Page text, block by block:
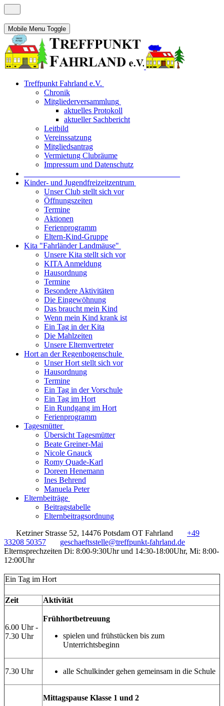
Mobile Menu Toggle
Treffpunkt Fahrland e.V.
Chronik
Mitgliederversammlung
aktuelles Protokoll
aktueller Sachbericht
Leitbild
Vereinssatzung
Mitgliedsantrag
Vermietung Clubräume
Impressum und Datenschutz
Kinder- und Jugendfreizeitzentrum
Unser Club stellt sich vor
Öffnungszeiten
Termine
Aktionen
Ferienprogramm
Eltern-Kind-Gruppe
Kita "Fahrländer Landmäuse"
Unsere Kita stellt sich vor
KITA Anmeldung
Hausordnung
Termine
Besondere Aktivitäten
Die Eingewöhnung
Das braucht mein Kind
Wenn mein Kind krank ist
Ein Tag in der Kita
Die Mahlzeiten
Unsere Elternvertreter
Hort an der Regenbogenschule
Unser Hort stellt sich vor
Hausordnung
Termine
Ein Tag in der Vorschule
Ein Tag im Hort
Ein Rundgang im Hort
Ferienprogramm
Tagesmütter
Übersicht Tagesmütter
Beate Greiner-Mai
Nicole Gnauck
Romy Quade-Karl
Doreen Henemann
Ines Behrend
Manuela Peter
Elternbeiträge
Beitragstabelle
Elternbeitragsordnung
Ketziner Strasse 52, 14476 Potsdam OT Fahrland
+49
33208 50357
geschaeftsstelle@treffpunkt-fahrland.de
Elternsprechzeiten Di: 8:00-9:30Uhr und 14:30-18:00Uhr, Mi: 8:00-
12:00Uhr
Ein Tag im Hort
Zeit Aktivität
6.00 Uhr -
7.30 Uhr
Frühhortbetreuung
spielen und frühstücken bis zum
Unterrichtsbeginn
7.30 Uhr alle Schulkinder gehen gemeinsam in die Schule
Mittagspause Klasse 1 und 2